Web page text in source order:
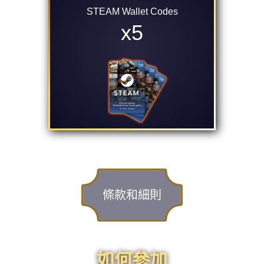
STEAM Wallet Codes
x5
條款和細則
如何參加